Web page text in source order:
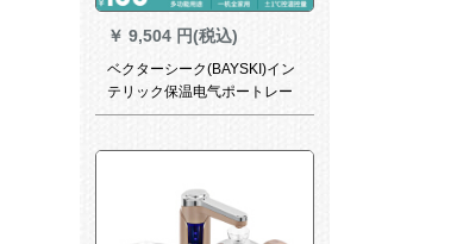
￥ 9,504 円(税込)
ベクターシーク(BAYSKI)イン
テリック保温电气ポートレー
ト多机能给水器自动导导的な